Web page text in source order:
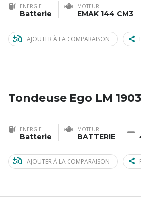
ENERGIE
Batterie
MOTEUR
EMAK 144 CM3
AJOUTER À LA COMPARAISON
Tondeuse Ego LM
ENERGIE
Batterie
MOTEUR
BATTERIE
AJOUTER À LA COMPARAISON